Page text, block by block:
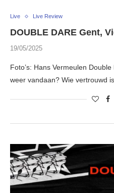
Live Live Review
DOUBLE DARE Gent,
19/05/2025
Foto’s: Hans Vermeulen
weer vandaan? Wie vertrouwd